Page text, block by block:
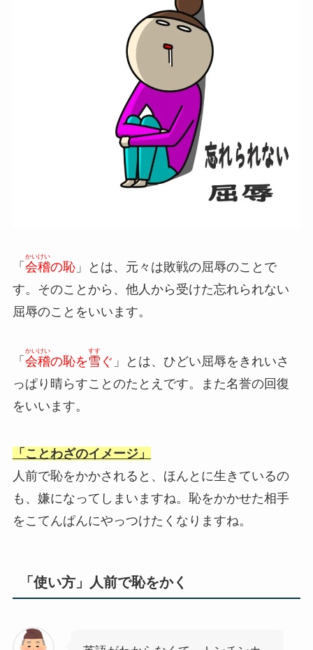
「 会稽
かいけい
の恥」とは、元々は敗戦の屈辱のことで
す。そのことから、他人から受けた忘れられない
屈辱のことをいいます。
「 会稽
かいけい
の恥を雪
すす
ぐ 」とは、ひどい屈辱をきれいさ
っぱり晴らすことのたとえです。また名誉の回復
をいいます。
「ことわざのイメージ」
人前で恥をかかされると、ほんとに生きているの
も、嫌になってしまいますね。恥をかかせた相手
をこてんぱんにやっつけたくなりますね。
「使い方」人前で恥をかく